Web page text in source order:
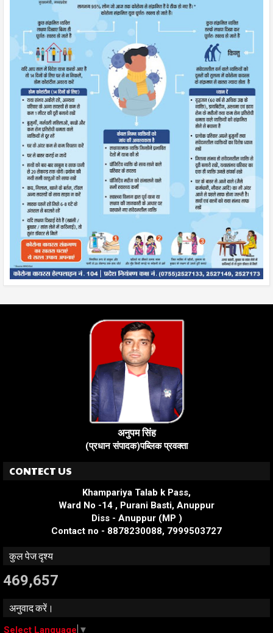
अनुपम सिंह
(प्रधान संपादक)पब्लिक प्रवक्ता
CONTECT US
Khampariya Talab k Pass,
Ward No -14 , Purani Basti, Anuppur
Diss - Anuppur (MP )
Contact no - 8878230088, 7999503727
कुल पेज दृश्य
469,657
अनुवाद करें।
Select Language ▼